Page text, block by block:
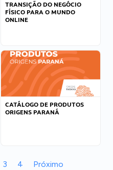
TRANSIÇÃO DO NEGÓCIO
FÍSICO PARA O MUNDO
ONLINE
CATÁLOGO DE PRODUTOS
ORIGENS PARANÁ
3 4 Próximo